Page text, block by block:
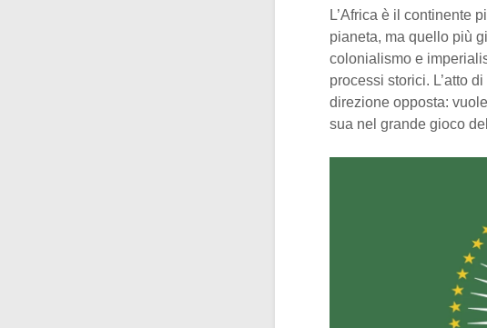
L’Africa è il continente
pianeta, ma quello più
colonialismo e
processi storici. L’atto di
direzione opposta:
sua nel grande gioco